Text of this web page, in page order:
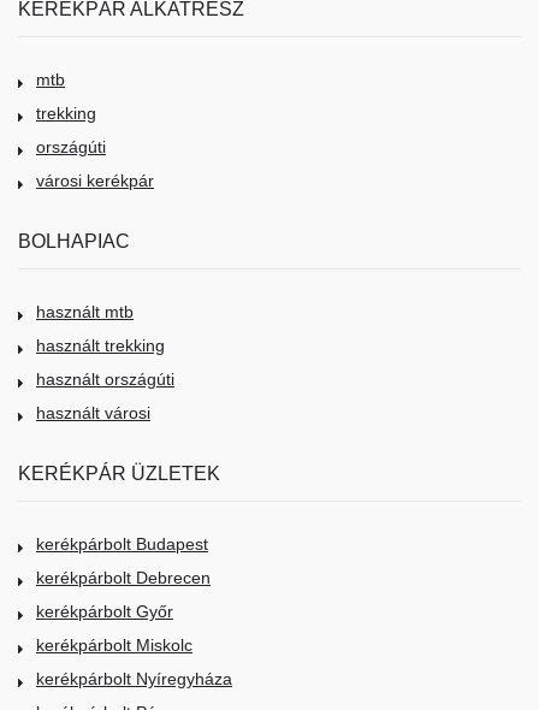
KERÉKPÁR ALKATRÉSZ
mtb
trekking
országúti
városi kerékpár
BOLHAPIAC
használt mtb
használt trekking
használt országúti
használt városi
KERÉKPÁR ÜZLETEK
kerékpárbolt Budapest
kerékpárbolt Debrecen
kerékpárbolt Győr
kerékpárbolt Miskolc
kerékpárbolt Nyíregyháza